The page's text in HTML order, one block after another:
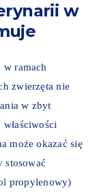
w
w ramach
zwierzęta nie
w zbyt
może okazać się
stosować
propylenowy)